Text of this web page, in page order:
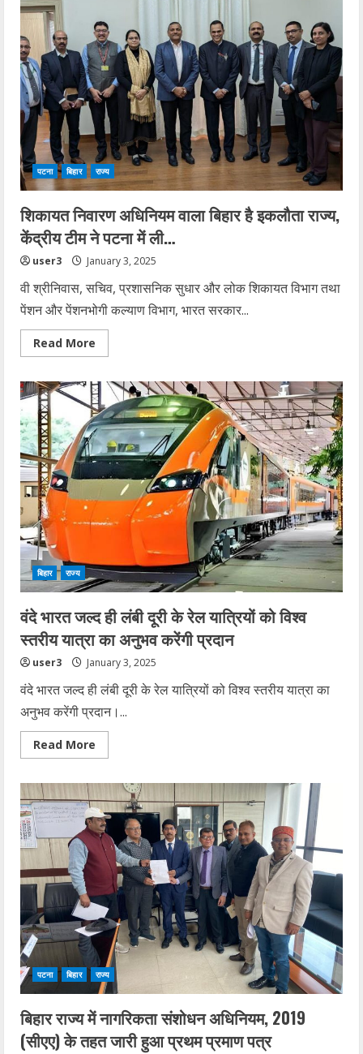
पटना बिहार राज्य
शिकायत निवारण अधिनियम वाला बिहार है इकलौता राज्य,
केंद्रीय टीम ने पटना में ली…
user3 January 3, 2025
वी श्रीनिवास, सचिव, प्रशासनिक सुधार और लोक शिकायत विभाग तथा
पेंशन और पेंशनभोगी कल्याण विभाग, भारत सरकार...
Read More
more
निवारण
अधिनियम
वाला
बिहार
है
इकलौता
राज्य,
केंद्रीय
टीम
पटना
ली…
बिहार राज्य
वंदे भारत जल्द ही लंबी दूरी के रेल यात्रियों को विश्व
स्तरीय यात्रा का अनुभव करेंगी प्रदान
user3 January 3, 2025
वंदे भारत जल्द ही लंबी दूरी के रेल यात्रियों को विश्व स्तरीय यात्रा का
अनुभव करेंगी प्रदान।...
Read More
more
भारत
जल्द
ही
लंबी
दूरी
के
रेल
यात्रियों
विश्व
स्तरीय
यात्रा
का
अनुभव
करेंगी
प्रदान
पटना बिहार राज्य
बिहार राज्य में नागरिकता संशोधन अधिनियम, 2019
(सीएए) के तहत जारी हुआ प्रथम प्रमाण पत्र